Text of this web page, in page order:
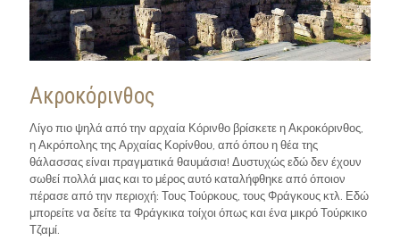
Ακροκόρινθος
Λίγο πιο ψηλά από την αρχαία Κόρινθο βρίσκετε η Ακροκόρινθος,
η Ακρόπολης της Αρχαίας Κορίνθου, από όπου η θέα της
θάλασσας είναι πραγματικά θαυμάσια! Δυστυχώς εδώ δεν έχουν
σωθεί πολλά μιας και το μέρος αυτό καταλήφθηκε από όποιον
πέρασε από την περιοχή: Τους Τούρκους, τους Φράγκους κτλ. Εδώ
μπορείτε να δείτε τα Φράγκικα τοίχοι όπως και ένα μικρό Τούρκικο
Τζαμί.